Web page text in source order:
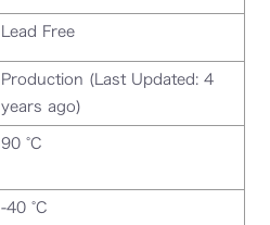
Lead Free
Production (Last Updated: 4
years ago)
90 °C
-40 °C